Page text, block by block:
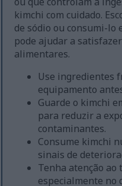
kimchi com cuidado.
de sódio ou consumi-lo
pode ajudar a
alimentares.
Use ingredientes
equipamento
Guarde o kimchi
para reduzir a
contaminantes.
Consume kimchi
sinais de
Tenha atenção ao
especialmente no